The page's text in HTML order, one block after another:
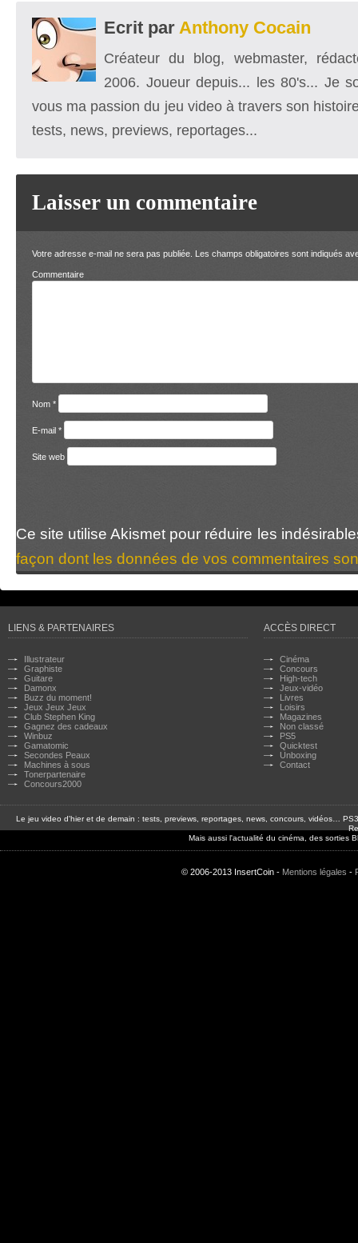
Ecrit par Anthony Cocain
Créateur du blog, webmaster,
2006. Joueur depuis... les 80's... Je
vous ma passion du jeu video à travers son
tests, news, previews, reportages...
Laisser un commentaire
Votre adresse e-mail ne sera pas publiée. Les champs obligatoires sont indiqués
Nom *
E-mail *
Site web
Ce site utilise Akismet pour réduire les
façon dont les données de vos commentaires
LIENS & PARTENAIRES
Illustrateur
Graphiste
Guitare
Damonx
Buzz du moment!
Jeux Jeux Jeux
Club Stephen King
Gagnez des cadeaux
Winbuz
Gamatomic
Secondes Peaux
Machines à sous
Tonerpartenaire
Concours2000
ACCÈS DIRECT
Cinéma
Concours
High-tech
Jeux-vidéo
Livres
Loisirs
Magazines
Non classé
PS5
Quicktest
Unboxing
Contact
Le jeu video d'hier et de demain : tests, previews, reportages, news, concours, vidéos…
Mais aussi l'actualité du cinéma, des sorties
© 2006-2013 InsertCoin - Mentions légales -